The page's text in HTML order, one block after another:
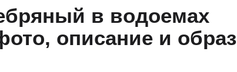
в водоемах
описание и образ